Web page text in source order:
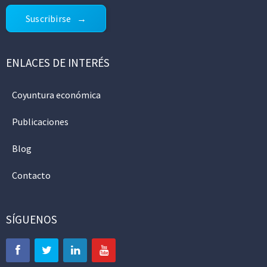
Suscribirse
ENLACES DE INTERÉS
Coyuntura económica
Publicaciones
Blog
Contacto
SÍGUENOS